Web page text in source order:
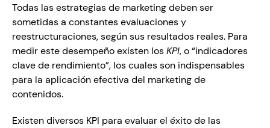
Todas las estrategias de marketing deben ser
sometidas a constantes evaluaciones y
reestructuraciones, según sus resultados reales. Para
medir este desempeño existen los KPI, o “indicadores
clave de rendimiento”, los cuales son indispensables
para la aplicación efectiva del marketing de
contenidos.
Existen diversos KPI para evaluar el éxito de las